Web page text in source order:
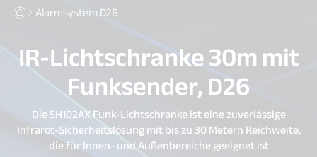
Alarmsystem D26
IR-Lichtschranke 30m mit
Funksender, D26
Die SH102AX Funk-Lichtschranke ist eine zuverlässige
Infrarot-Sicherheitslösung mit bis zu 30 Metern Reichweite,
die für Innen- und Außenbereiche geeignet ist